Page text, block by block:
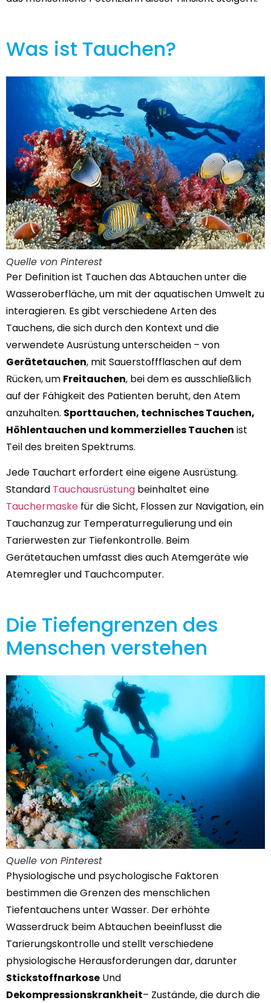
Was ist Tauchen?
Quelle von Pinterest
Per Definition ist Tauchen das Abtauchen unter die
Wasseroberfläche, um mit der aquatischen Umwelt zu
interagieren. Es gibt verschiedene Arten des
Tauchens, die sich durch den Kontext und die
verwendete Ausrüstung unterscheiden – von
Gerätetauchen, mit Sauerstoffflaschen auf dem
Rücken, um Freitauchen, bei dem es ausschließlich
auf der Fähigkeit des Patienten beruht, den Atem
anzuhalten. Sporttauchen, technisches Tauchen,
Höhlentauchen und kommerzielles Tauchen ist
Teil des breiten Spektrums.
Jede Tauchart erfordert eine eigene Ausrüstung.
Standard Tauchausrüstung beinhaltet eine
Tauchermaske für die Sicht, Flossen zur Navigation, ein
Tauchanzug zur Temperaturregulierung und ein
Tarierwesten zur Tiefenkontrolle. Beim
Gerätetauchen umfasst dies auch Atemgeräte wie
Atemregler und Tauchcomputer.
Die Tiefengrenzen des
Menschen verstehen
Quelle von Pinterest
Physiologische und psychologische Faktoren
bestimmen die Grenzen des menschlichen
Tiefentauchens unter Wasser. Der erhöhte
Wasserdruck beim Abtauchen beeinflusst die
Tarierungskontrolle und stellt verschiedene
physiologische Herausforderungen dar, darunter
Stickstoffnarkose Und
Dekompressionskrankheit– Zustände, die durch die